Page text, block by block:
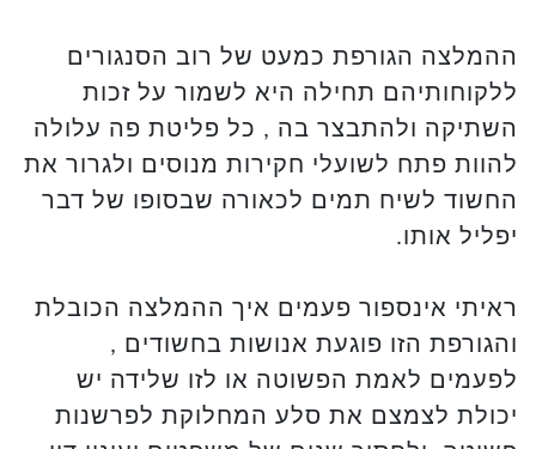
ההמלצה הגורפת כמעט של רוב הסנגורים
ללקוחותיהם תחילה היא לשמור על זכות
השתיקה ולהתבצר בה , כל פליטת פה עלולה
להוות פתח לשועלי חקירות מנוסים ולגרור את
החשוד לשיח תמים לכאורה שבסופו של דבר
יפליל אותו.
ראיתי אינספור פעמים איך ההמלצה הכובלת
והגורפת הזו פוגעת אנושות בחשודים ,
לפעמים לאמת הפשוטה או לזו שלידה יש
יכולת לצמצם את סלע המחלוקת לפרשנות